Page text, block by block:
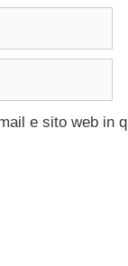
e sito web in